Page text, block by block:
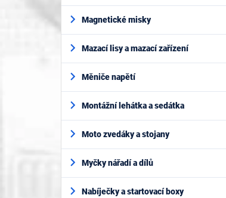
Magnetické misky
Mazací lisy a mazací zařízení
Měniče napětí
Montážní lehátka a sedátka
Moto zvedáky a stojany
Myčky nářadí a dílů
Nabíječky a startovací boxy